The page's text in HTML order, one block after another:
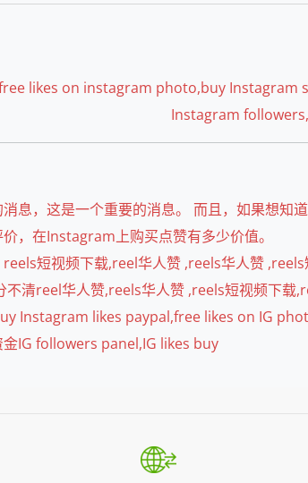
likes on instagram photo,buy Instagram
Instagram
息，这是一个重要的消息。 而且，如果想知
，在Instagram上购买点赞有多少价值。
短视频下载,reel华人赞 ,reels华人赞
不清reel华人赞,reels华人赞 ,reels短视频下载
Instagram likes paypal,free likes on IG
IG followers panel,IG likes buy